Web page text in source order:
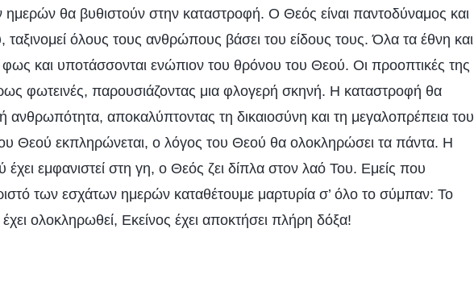
θα βυθιστούν στην καταστροφή. Ο Θεός είναι παντοδύναμος και
όλους τους ανθρώπους βάσει του είδους τους. Όλα τα έθνη και
φως και υποτάσσονται ενώπιον του θρόνου του Θεού. Οι προοπτικές της
φωτεινές, παρουσιάζοντας μια φλογερή σκηνή. Η καταστροφή θα
ανθρωπότητα, αποκαλύπτοντας τη δικαιοσύνη και τη μεγαλοπρέπεια του
Θεού εκπληρώνεται, ο λόγος του Θεού θα ολοκληρώσει τα πάντα. Η
έχει εμφανιστεί στη γη, ο Θεός ζει δίπλα στον λαό Του. Εμείς που
των εσχάτων ημερών καταθέτουμε μαρτυρία σ’ όλο το σύμπαν: Το
ολοκληρωθεί, Εκείνος έχει αποκτήσει πλήρη δόξα!